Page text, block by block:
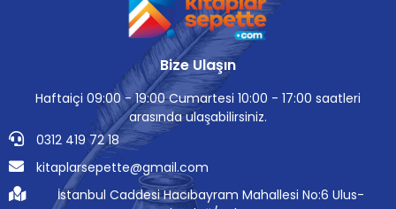
Bize Ulaşın
Haftaiçi 09:00 - 19:00 Cumartesi 10:00 - 17:00 saatleri
arasında ulaşabilirsiniz.
0312 419 72 18
kitaplarsepette@gmail.com
İstanbul Caddesi Hacıbayram Mahallesi No:6 Ulus-